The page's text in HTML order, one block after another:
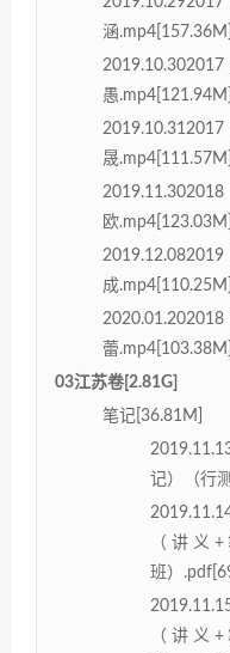
涵.mp4[157.36M]
愚.mp4[121.94M]
晟.mp4[111.57M]
欧.mp4[123.03M]
成.mp4[110.25M]
蕾.mp4[103.38M]
03江苏卷[2.81G]
笔记[36.81M]
记）（行
（讲义
班）
（讲义